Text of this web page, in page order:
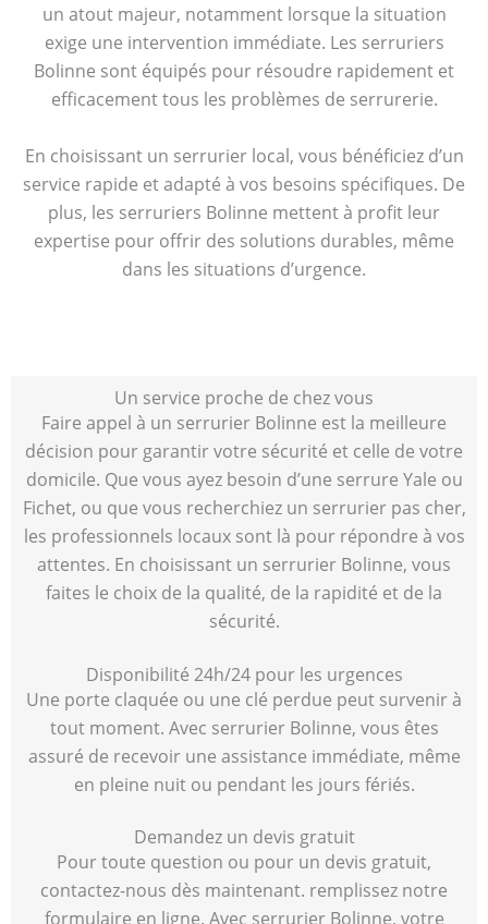
un atout majeur, notamment lorsque la situation
exige une intervention immédiate. Les serruriers
Bolinne sont équipés pour résoudre rapidement et
efficacement tous les problèmes de serrurerie.
En choisissant un serrurier local, vous bénéficiez d’un
service rapide et adapté à vos besoins spécifiques. De
plus, les serruriers Bolinne mettent à profit leur
expertise pour offrir des solutions durables, même
dans les situations d’urgence.
Un service proche de chez vous
Faire appel à un serrurier Bolinne est la meilleure
décision pour garantir votre sécurité et celle de votre
domicile. Que vous ayez besoin d’une serrure Yale ou
Fichet, ou que vous recherchiez un serrurier pas cher,
les professionnels locaux sont là pour répondre à vos
attentes. En choisissant un serrurier Bolinne, vous
faites le choix de la qualité, de la rapidité et de la
sécurité.
Disponibilité 24h/24 pour les urgences
Une porte claquée ou une clé perdue peut survenir à
tout moment. Avec serrurier Bolinne, vous êtes
assuré de recevoir une assistance immédiate, même
en pleine nuit ou pendant les jours fériés.
Demandez un devis gratuit
Pour toute question ou pour un devis gratuit,
contactez-nous dès maintenant. remplissez notre
formulaire en ligne. Avec serrurier Bolinne, votre